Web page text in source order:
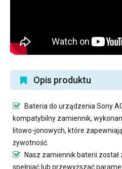
Opis produktu
Bateria do urządzenia Sony
kompatybilny zamiennik,
litowo-jonowych, które
żywotność.
Nasz zamiennik baterii został
spełniać lub przewyższać